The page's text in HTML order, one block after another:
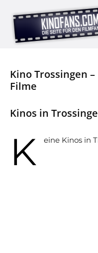
Kino Trossingen
Filme
Kinos in
K eine Kinos in